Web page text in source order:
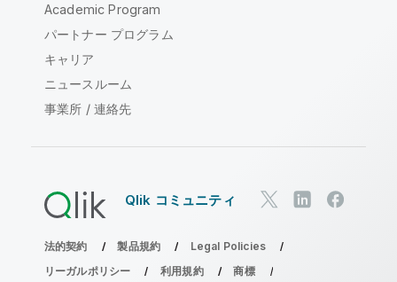
Academic Program
パートナー プログラム
キャリア
ニュースルーム
事業所 / 連絡先
Qlik コミュニティ
法的契約 製品規約
Legal Policies
リーガルポリシー
利用規約 商標